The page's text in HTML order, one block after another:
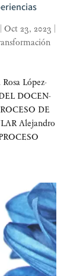
Oct 23, 2023
López­
DEL DOCEN­
DE
Ale­jan­dro